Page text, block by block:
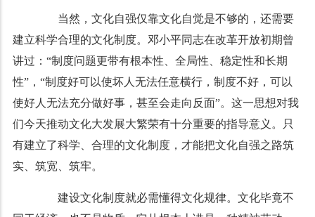
当然，文化自强仅靠文化自觉是不够的，还需要
建立科学合理的文化制度。邓小平同志在改革开放初期曾
讲过：“制度问题更带有根本性、全局性、稳定性和长期
性”，“制度好可以使坏人无法任意横行，制度不好，可以
使好人无法充分做好事，甚至会走向反面”。这一思想对我
们今天推动文化大发展大繁荣有十分重要的指导意义。只
有建立了科学、合理的文化制度，才能把文化自强之路筑
实、筑宽、筑牢。
建设文化制度就必需懂得文化规律。文化毕竟不